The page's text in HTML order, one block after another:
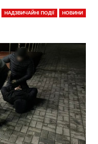
НАДЗВИЧАЙНІ ПОДІЇ НОВИНИ